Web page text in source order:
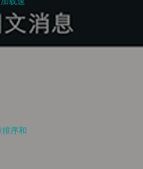
排序和